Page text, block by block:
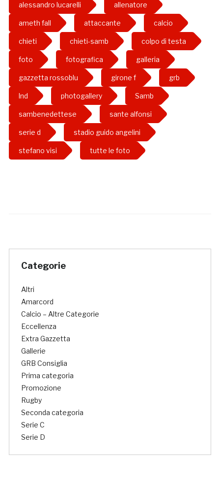
alessandro lucarelli allenatore
ameth fall attaccante calcio
chieti chieti-samb colpo di testa
foto fotografica galleria
gazzetta rossoblu girone f grb
lnd photogallery Samb
sambenedettese sante alfonsi
serie d stadio guido angelini
stefano visi tutte le foto
Categorie
Altri
Amarcord
Calcio – Altre Categorie
Eccellenza
Extra Gazzetta
Gallerie
GRB Consiglia
Prima categoria
Promozione
Rugby
Seconda categoria
Serie C
Serie D